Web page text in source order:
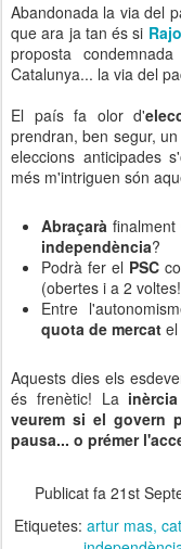
Abandonada la via del
que ara ja tan és si
proposta
Catalunya... la via del
El país fa olor d'
prendran, ben segur,
eleccions anticipades
més m'intriguen són
Abraçarà finalment
independència?
Podrà fer el PSC
(obertes i a 2
Entre
quota de mercat el
Aquests dies els
és frenètic! La inèrcia
veurem si el govern
pausa... o prémer
Publicat fa 21st
Etiquetes: artur mas